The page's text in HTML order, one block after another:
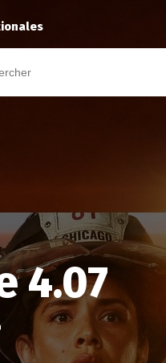
SG-1 1.11
4.07